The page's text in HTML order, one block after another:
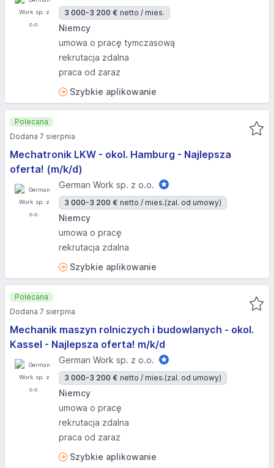
3 000-3 200 € netto / mies.
Niemcy
umowa o pracę tymczasową
rekrutacja zdalna
praca od zaraz
Szybkie aplikowanie
Mechatronik LKW - okol. Hamburg - Najlepsza
oferta! (m/k/d)
German Work sp. z o.o.
3 000-3 200 € netto / mies.(zal. od umowy)
Niemcy
umowa o pracę
rekrutacja zdalna
Szybkie aplikowanie
Polecana
Dodana 7 sierpnia
Mechanik maszyn rolniczych i budowlanych - okol.
Kassel - Najlepsza oferta! m/k/d
German Work sp. z o.o.
3 000-3 200 € netto / mies.(zal. od umowy)
Niemcy
umowa o pracę
rekrutacja zdalna
praca od zaraz
Szybkie aplikowanie
Polecana
Dodana 7 sierpnia